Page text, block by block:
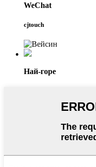
WeChat
cjtouch
Най-горе